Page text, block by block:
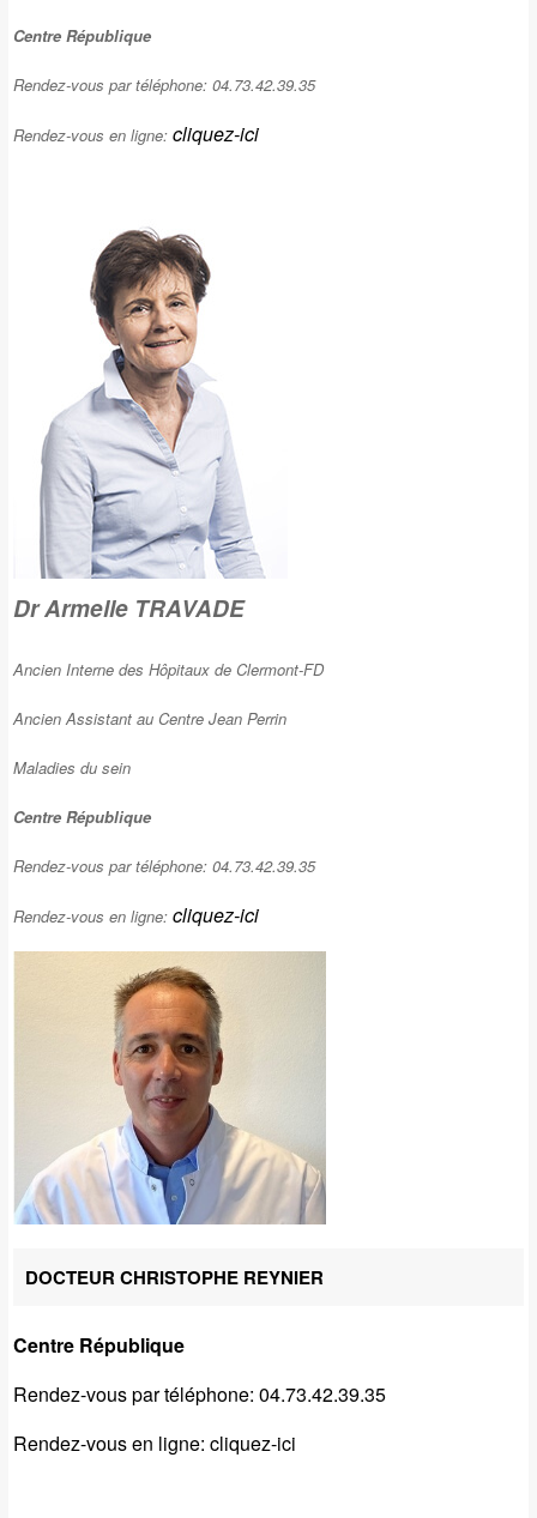
Centre République
Rendez-vous par téléphone: 04.73.42.39.35
Rendez-vous en ligne:cliquez-ici
Dr Armelle TRAVADE
Ancien Interne des Hôpitaux de Clermont-FD
Ancien Assistant au Centre Jean Perrin
Maladies du sein
Centre République
Rendez-vous par téléphone: 04.73.42.39.35
Rendez-vous en ligne:cliquez-ici
DOCTEUR CHRISTOPHE REYNIER
Centre République
Rendez-vous par téléphone: 04.73.42.39.35
Rendez-vous en ligne:cliquez-ici